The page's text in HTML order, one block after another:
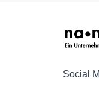
Social